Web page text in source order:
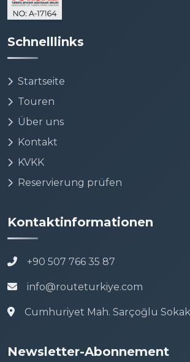
Schnelllinks
Startseite
Touren
Über uns
Kontakt
KVKK
Reservierung prüfen
Kontaktinformationen
+90 507 766 35 87
info@routeturkiye.com
Cumhuriyet Mah. Sarçoğlu Sokak
Newsletter-Abonnement